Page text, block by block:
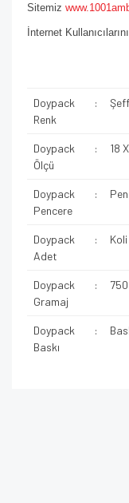
Sitemiz
İnternet
Doypack
Renk
:
Doypack
Ölçü
: 18
Doypack
Pencere
:
Doypack
Adet
: Koli
Doypack
Gramaj
:
Doypack
Baskı
: